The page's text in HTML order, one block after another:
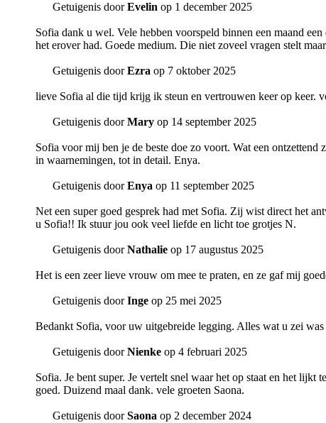
Getuigenis doorEvelin op 1 december 2025
Sofia dank u wel. Vele hebben voorspeld binnen een maand
het erover had. Goede medium. Die niet zoveel vragen stelt
Getuigenis doorEzra op 7 oktober 2025
lieve Sofia al die tijd krijg ik steun en vertrouwen keer op keer.
Getuigenis doorMary op 14 september 2025
Sofia voor mij ben je de beste doe zo voort. Wat een
in waarnemingen, tot in detail. Enya.
Getuigenis doorEnya op 11 september 2025
Net een super goed gesprek had met Sofia. Zij wist direct het
u Sofia!! Ik stuur jou ook veel liefde en licht toe grotjes N.
Getuigenis doorNathalie op 17 augustus 2025
Het is een zeer lieve vrouw om mee te praten, en ze gaf mij
Getuigenis doorInge op 25 mei 2025
Bedankt Sofia, voor uw uitgebreide legging. Alles wat u zei
Getuigenis doorNienke op 4 februari 2025
Sofia. Je bent super. Je vertelt snel waar het op staat en het
goed. Duizend maal dank. vele groeten Saona.
Getuigenis doorSaona op 2 december 2024